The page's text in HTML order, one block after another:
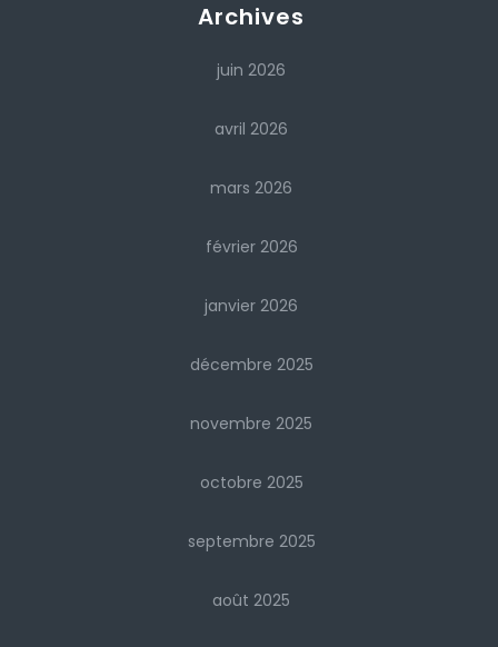
Archives
juin 2026
avril 2026
mars 2026
février 2026
janvier 2026
décembre 2025
novembre 2025
octobre 2025
septembre 2025
août 2025